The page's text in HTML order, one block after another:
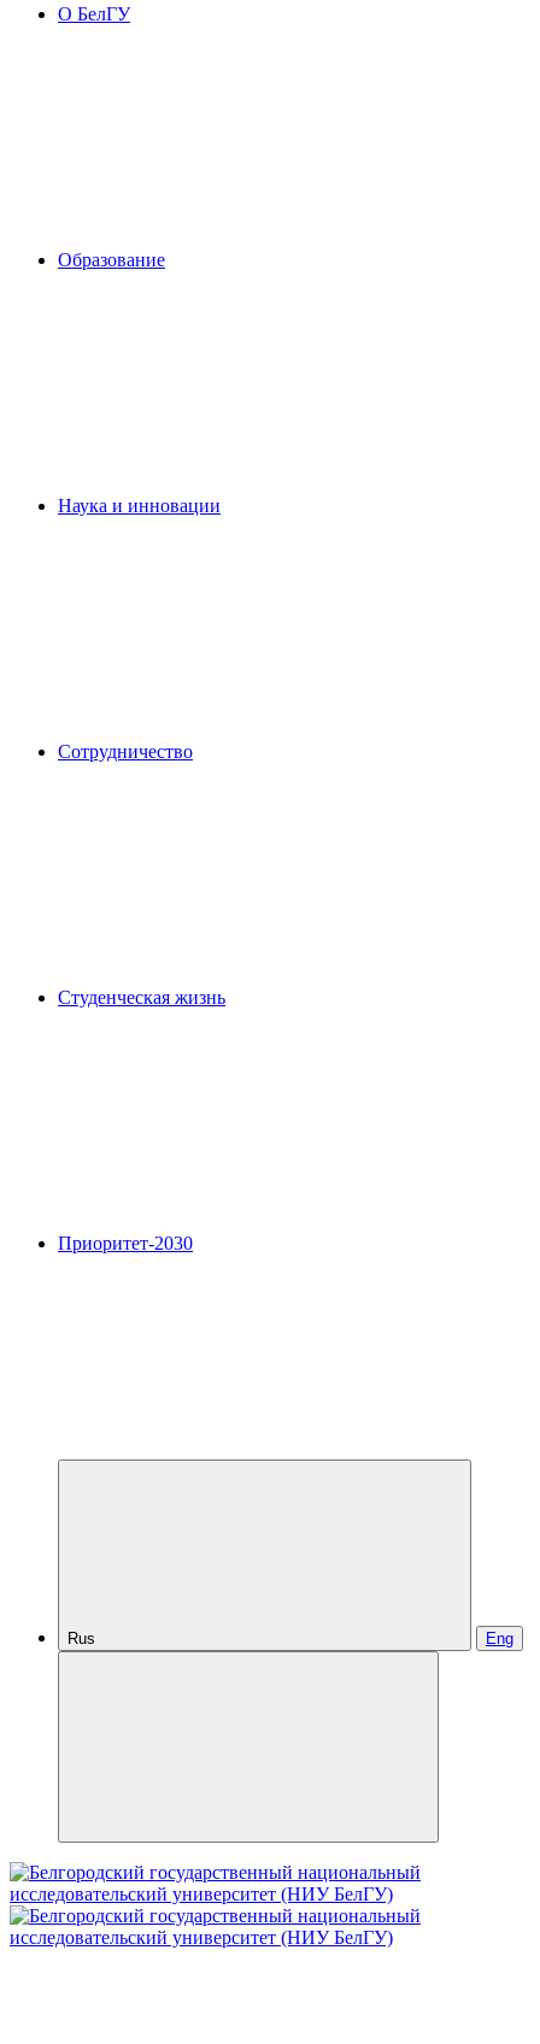
О БелГУ
Образование
Наука и инновации
Сотрудничество
Студенческая жизнь
Приоритет-2030
Rus Eng